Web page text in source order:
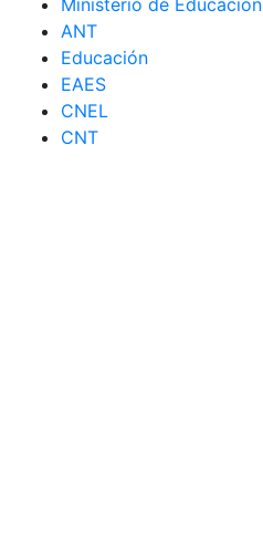
Ministerio de Educación
ANT
Educación
EAES
CNEL
CNT